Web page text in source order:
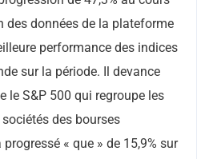
des données de la plateforme
performance des indices
sur la période. Il devance
le S&P 500 qui regroupe les
des bourses
« que » de 15,9% sur